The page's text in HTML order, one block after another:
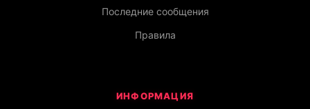
Последние сообщения
Правила
ИНФОРМАЦИЯ